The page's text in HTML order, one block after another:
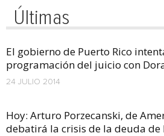
Últimas
El gobierno de Puerto Rico
programación del juicio con
24 JULIO 2014
Hoy: Arturo Porzecanski, de
debatirá la crisis de la deuda de